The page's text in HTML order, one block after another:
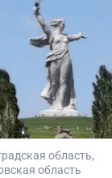
область
область